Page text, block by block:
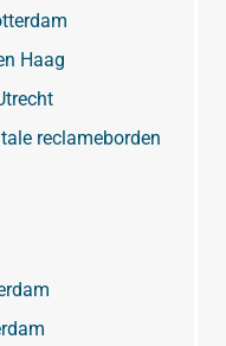
Haag
reclameborden